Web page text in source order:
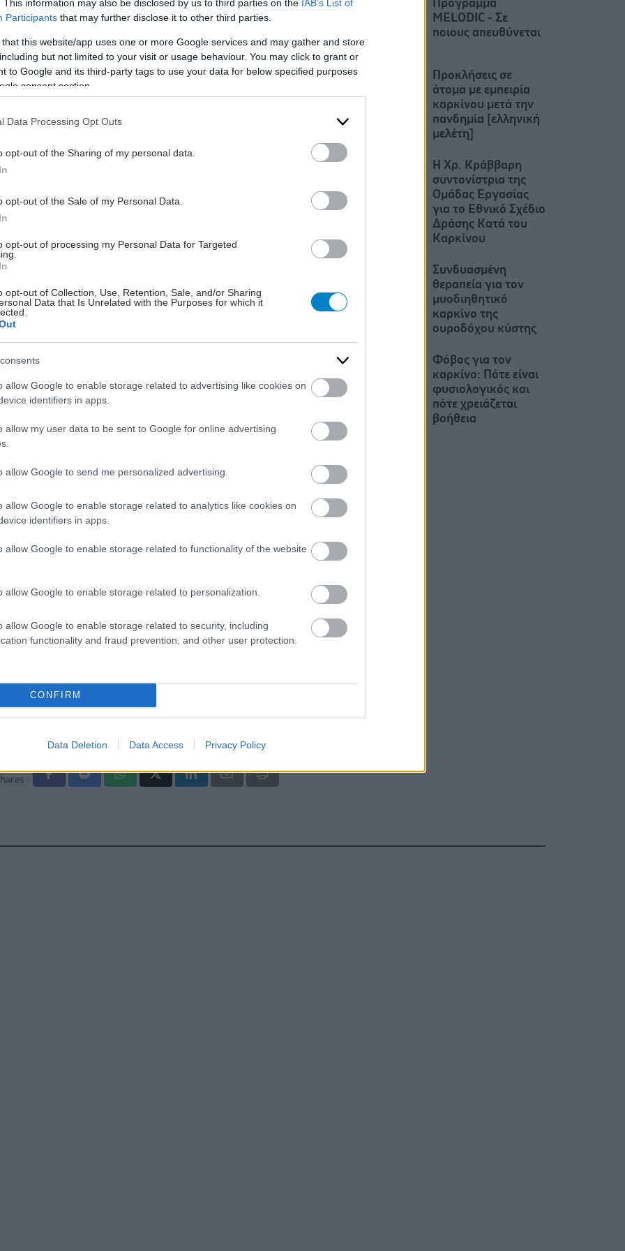
This information may also be disclosed by us to third parties on the IAB’s List of
Participants that may further disclose it to other third parties.
that this website/app uses one or more Google services and may gather and store
but not limited to your visit or usage behaviour. You may click to grant or
to Google and its third-party tags to use your data for below specified purposes
consent section.
Data Processing Opt Outs
opt-out of the Sharing of my personal data.
opt-out of the Sale of my Personal Data.
opt-out of processing my Personal Data for Targeted
opt-out of Collection, Use, Retention, Sale, and/or Sharing
Data that Is Unrelated with the Purposes for which it
allow Google to enable storage related to advertising like cookies on
identifiers in apps.
allow my user data to be sent to Google for online advertising
allow Google to send me personalized advertising.
allow Google to enable storage related to analytics like cookies on
identifiers in apps.
allow Google to enable storage related to functionality of the website
allow Google to enable storage related to personalization.
allow Google to enable storage related to security, including
functionality and fraud prevention, and other user protection.
CONFIRM
Data Deletion Data Access Privacy Policy
φορές τυγχάνει ελλιπούς ενημέρωσης και
Ογκολόγων Παθολόγων Ελλάδος (ΕΟΠΕ),
στις νέες καινοτόμες θεραπείες για τη νόσο,
«Όλο και περισσότερα είναι τα όπλα που διαθέτουμε
μας για την καταπολέμηση του ηπατοκυτταρικού
εξατομικευμένη προσέγγιση, με τη χρήση νέων
στην βιολογία του νοσήματος, και η ανοσοθεραπεία,
την ιστορία σε πολλούς τύπους καρκίνου,
γιατρούς τους να ελπίζουμε».
Ελλάδος «Προμηθέας», παρουσίασε συνοπτικά
ενημέρωσης και ευαισθητοποίησης του Προμηθέα
την κατεύθυνση λέγοντας: «Η ενημέρωση αμφότερων
ήπατος, των συγγενών αυτών, καθώς και του
που ενδέχεται να ανήκει σε ομάδα υψηλού
απέναντι σε μια παγκόσμια συνεχιζόμενη πανδημία,
τη δέουσα προσοχή από τα συστήματα υγείας».
το iatronet.gr στο Discover
σήμερα
στη Ρόδο: ''Σε ενάμιση χρόνο, το νοσοκομείο θα
προσωπικού
χαμηλών λιπαρών βοηθά στην απώλεια βάρους
η ποσότητα του φαγητού [μελέτη]
Πρόγραμμα
MELODIC - Σε
ποιους απευθύνεται
Προκλήσεις σε
άτομα με εμπειρία
καρκίνου μετά την
πανδημία [ελληνική
μελέτη]
Η Χρ. Κράββαρη
συντονίστρια της
Ομάδας Εργασίας
για το Εθνικό Σχέδιο
Δράσης Κατά του
Καρκίνου
Συνδυασμένη
θεραπεία για τον
μυοδιηθητικό
καρκίνο της
ουροδόχου κύστης
Φόβος για τον
καρκίνο: Πότε είναι
φυσιολογικός και
πότε χρειάζεται
βοήθεια